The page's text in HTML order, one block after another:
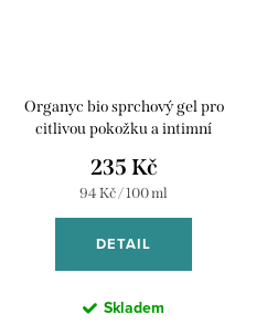
Organyc bio sprchový gel pro
citlivou pokožku a intimní
235 Kč
Měrná
94 Kč / 100 ml
DETAIL
Skladem